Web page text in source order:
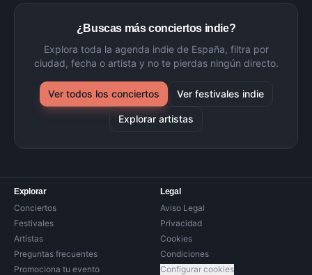
¿Buscas más conciertos indie?
Explora toda la agenda indie de España, filtra por
ciudad, fecha o artista y no te pierdas ningún directo.
Ver todos los conciertos Ver festivales indie
Explorar artistas
Explorar
Conciertos
Festivales
Artistas
Preguntas frecuentes
Promociona tu evento
Legal
Aviso Legal
Privacidad
Cookies
Condiciones
Configurar cookies